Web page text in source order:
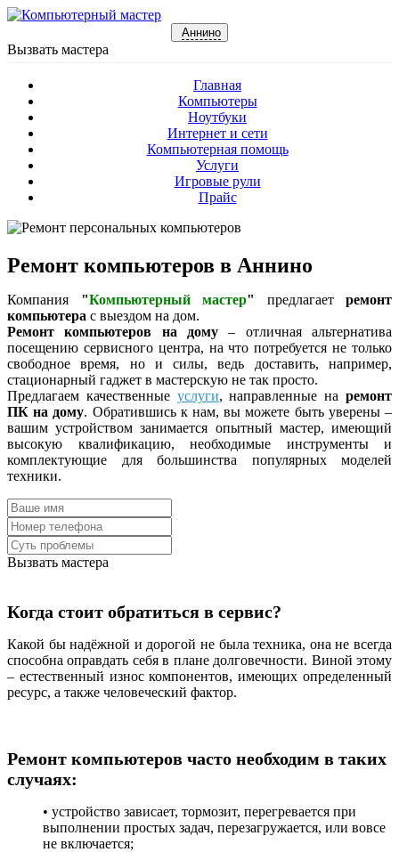
Аннино
Вызвать мастера
Главная
Компьютеры
Ноутбуки
Интернет и сети
Компьютерная помощь
Услуги
Игровые рули
Прайс
Ремонт компьютеров в Аннино
Компания "Компьютерный мастер" предлагает ремонт
компьютера с выездом на дом.
Ремонт компьютеров на дому – отличная альтернатива
посещению сервисного центра, на что потребуется не только
свободное время, но и силы, ведь доставить, например,
стационарный гаджет в мастерскую не так просто.
Предлагаем качественные услуги, направленные наремонт
ПК на дому. Обратившись к нам, вы можете быть уверены –
вашим устройством занимается опытный мастер, имеющий
высокую квалификацию, необходимые инструменты и
комплектующие для большинства популярных моделей
техники.
Вызвать мастера
Когда стоит обратиться в сервис?
Какой бы надёжной и дорогой не была техника, она не всегда
способна оправдать себя в плане долговечности. Виной этому
– естественный износ компонентов, имеющих определенный
ресурс, а также человеческий фактор.
Ремонт компьютеров часто необходим в таких
случаях:
• устройство зависает, тормозит, перегревается при
выполнении простых задач, перезагружается, или вовсе
не включается;